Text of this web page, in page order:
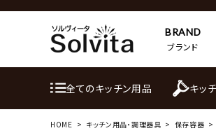
BRAND
ブランド
全てのキッチン用品 キッ
HOME キッチン用品・調理器具 保存容器